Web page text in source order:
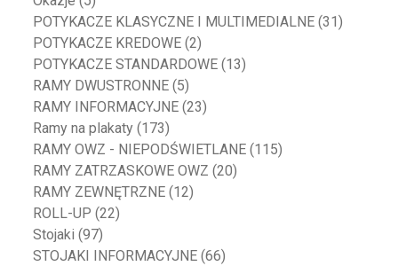
POTYKACZE KLASYCZNE I MULTIMEDIALNE (31)
POTYKACZE KREDOWE (2)
POTYKACZE STANDARDOWE (13)
RAMY DWUSTRONNE (5)
RAMY INFORMACYJNE (23)
Ramy na plakaty (173)
RAMY OWZ - NIEPODŚWIETLANE (115)
RAMY ZATRZASKOWE OWZ (20)
RAMY ZEWNĘTRZNE (12)
ROLL-UP (22)
Stojaki (97)
STOJAKI INFORMACYJNE (66)